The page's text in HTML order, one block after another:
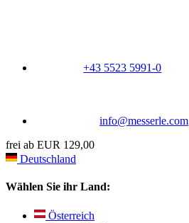
+43 5523 5991-0
info@messerle.com
frei ab EUR 129,00
Deutschland
Wählen Sie ihr Land:
Österreich